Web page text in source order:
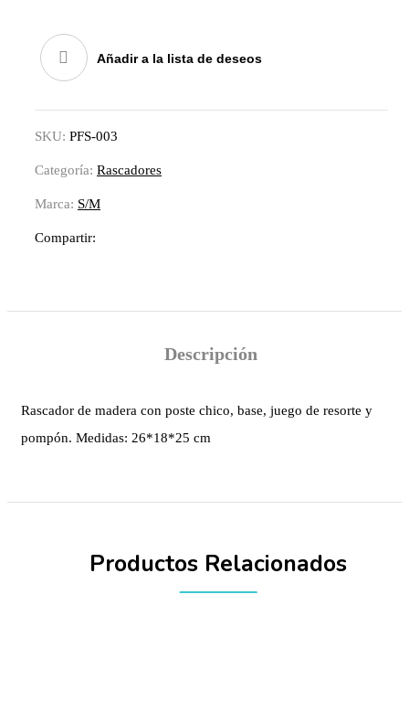
Añadir a la lista de deseos
SKU: PFS-003
Categoría: Rascadores
Marca: S/M
Compartir:
Descripción
Rascador de madera con poste chico, base, juego de resorte y
pompón. Medidas: 26*18*25 cm
Productos Relacionados